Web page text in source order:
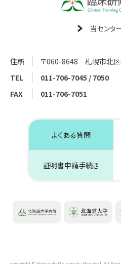
当センタ
住所
〒060-8648 札幌市北
TEL
011-706-7045 / 7050
FAX
011-706-7051
よくある質問
証明書申請手続き